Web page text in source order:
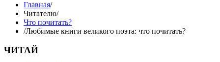
Главная/
Читателю/
Что почитать?
/Любимые книги великого поэта: что почитать?
ЧИТАЙ